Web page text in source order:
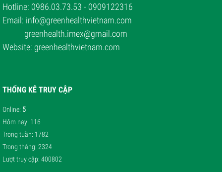
Hotline: 0986.03.73.53 - 0909122316
Email: info@greenhealthvietnam.com
greenhealth.imex@gmail.com
Website: greenhealthvietnam.com
THỐNG KÊ TRUY CẬP
Online: 5
Hôm nay: 116
Trong tuần: 1782
Trong tháng: 2324
Lượt truy cập: 400802